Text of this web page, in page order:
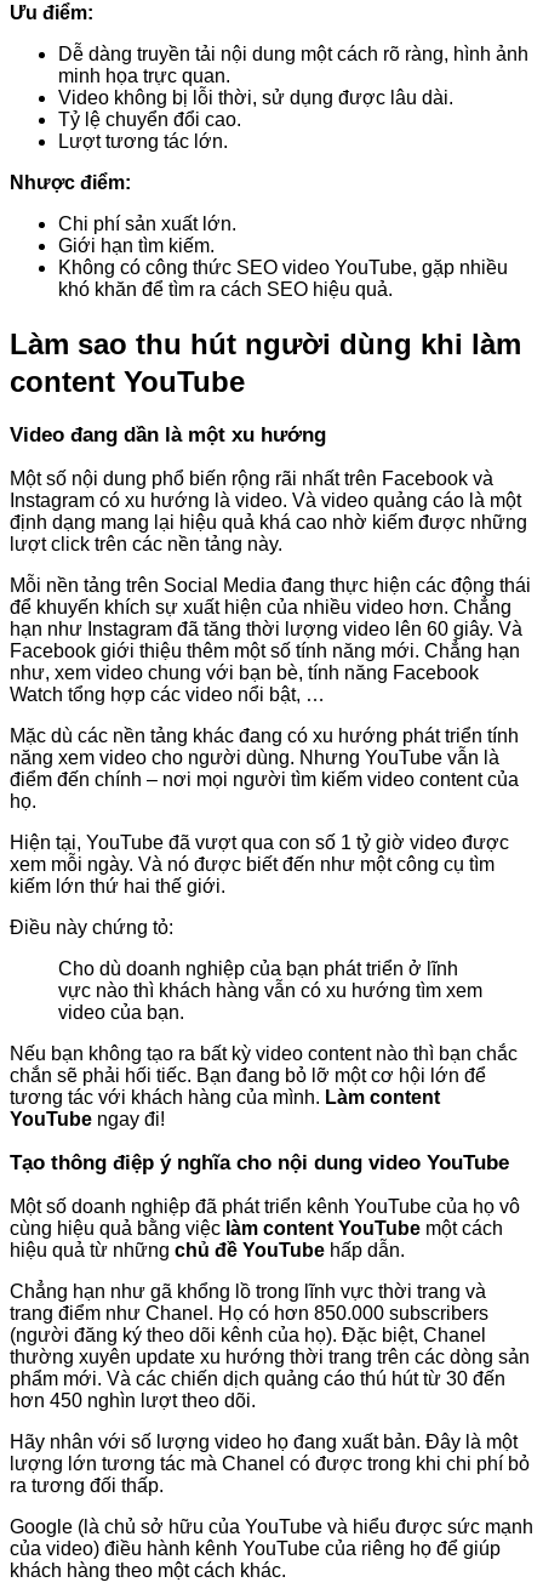
Ưu điểm:
Dễ dàng truyền tải nội dung một cách rõ ràng, hình ảnh
minh họa trực quan.
Video không bị lỗi thời, sử dụng được lâu dài.
Tỷ lệ chuyển đổi cao.
Lượt tương tác lớn.
Nhược điểm:
Chi phí sản xuất lớn.
Giới hạn tìm kiếm.
Không có công thức SEO video YouTube, gặp nhiều
khó khăn để tìm ra cách SEO hiệu quả.
Làm sao thu hút người dùng khi làm
content YouTube
Video đang dần là một xu hướng
Một số nội dung phổ biến rộng rãi nhất trên Facebook và
Instagram có xu hướng là video. Và video quảng cáo là một
định dạng mang lại hiệu quả khá cao nhờ kiếm được những
lượt click trên các nền tảng này.
Mỗi nền tảng trên Social Media đang thực hiện các động thái
để khuyến khích sự xuất hiện của nhiều video hơn. Chẳng
hạn như Instagram đã tăng thời lượng video lên 60 giây. Và
Facebook giới thiệu thêm một số tính năng mới. Chẳng hạn
như, xem video chung với bạn bè, tính năng Facebook
Watch tổng hợp các video nổi bật, …
Mặc dù các nền tảng khác đang có xu hướng phát triển tính
năng xem video cho người dùng. Nhưng YouTube vẫn là
điểm đến chính – nơi mọi người tìm kiếm video content của
họ.
Hiện tại, YouTube đã vượt qua con số 1 tỷ giờ video được
xem mỗi ngày. Và nó được biết đến như một công cụ tìm
kiếm lớn thứ hai thế giới.
Điều này chứng tỏ:
Cho dù doanh nghiệp của bạn phát triển ở lĩnh
vực nào thì khách hàng vẫn có xu hướng tìm xem
video của bạn.
Nếu bạn không tạo ra bất kỳ video content nào thì bạn chắc
chắn sẽ phải hối tiếc. Bạn đang bỏ lỡ một cơ hội lớn để
tương tác với khách hàng của mình. Làm content
YouTube ngay đi!
Tạo thông điệp ý nghĩa cho nội dung video YouTube
Một số doanh nghiệp đã phát triển kênh YouTube của họ vô
cùng hiệu quả bằng việc làm content YouTube một cách
hiệu quả từ những chủ đề YouTube hấp dẫn.
Chẳng hạn như gã khổng lồ trong lĩnh vực thời trang và
trang điểm như Chanel. Họ có hơn 850.000 subscribers
(người đăng ký theo dõi kênh của họ). Đặc biệt, Chanel
thường xuyên update xu hướng thời trang trên các dòng sản
phẩm mới. Và các chiến dịch quảng cáo thú hút từ 30 đến
hơn 450 nghìn lượt theo dõi.
Hãy nhân với số lượng video họ đang xuất bản. Đây là một
lượng lớn tương tác mà Chanel có được trong khi chi phí bỏ
ra tương đối thấp.
Google (là chủ sở hữu của YouTube và hiểu được sức mạnh
của video) điều hành kênh YouTube của riêng họ để giúp
khách hàng theo một cách khác.